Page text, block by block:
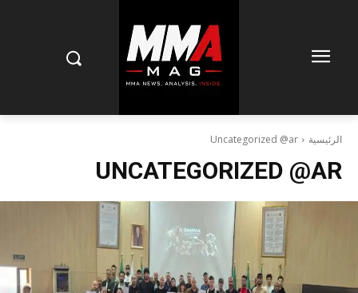
الرئيسية Uncategorized @ar
UNCATEGORIZED @AR